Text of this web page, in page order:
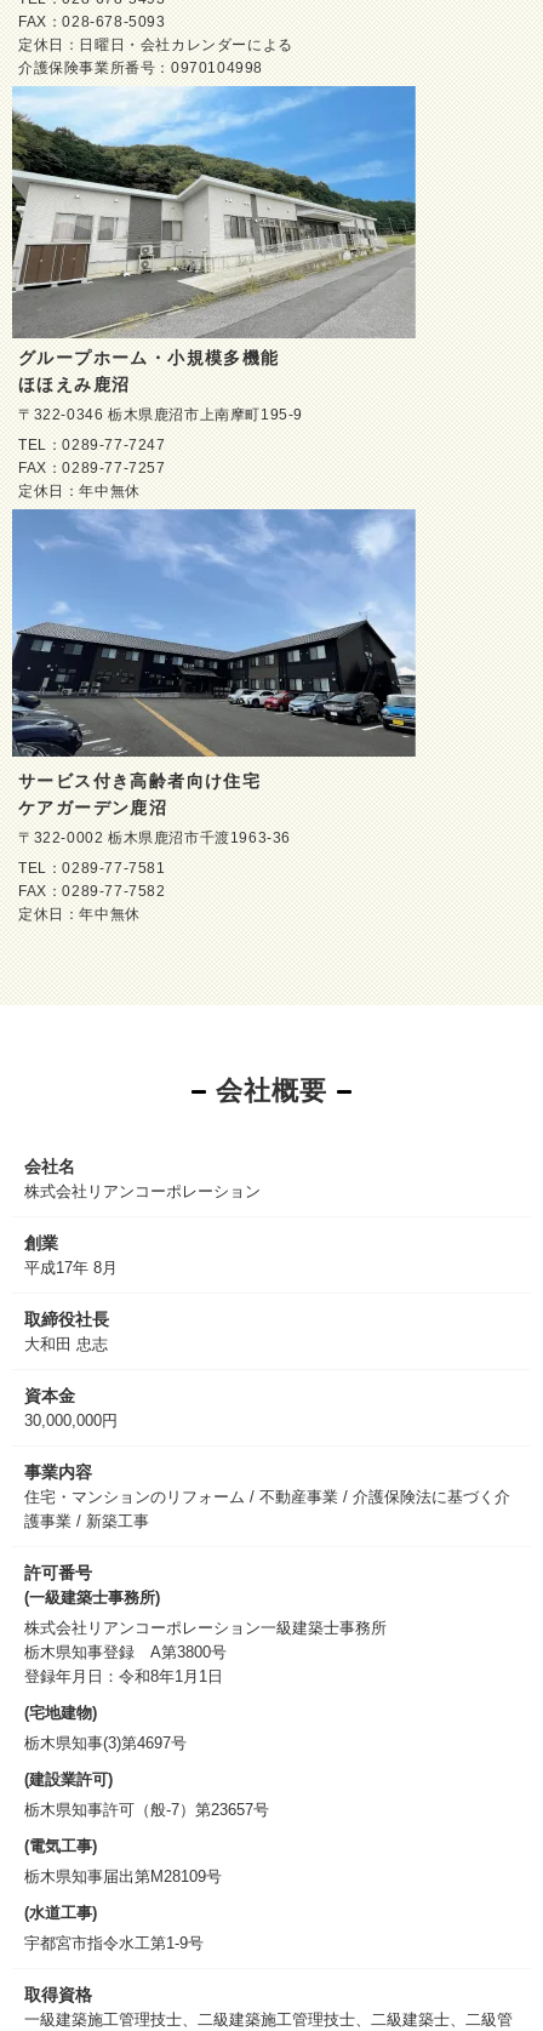
FAX：028-678-5093
定休日：日曜日・会社カレンダーによる
介護保険事業所番号：0970104998
グループホーム・小規模多機能
ほほえみ鹿沼
〒322-0346 栃木県鹿沼市上南摩町195-9
TEL：0289-77-7247
FAX：0289-77-7257
定休日：年中無休
サービス付き高齢者向け住宅
ケアガーデン鹿沼
〒322-0002 栃木県鹿沼市千渡1963-36
TEL：0289-77-7581
FAX：0289-77-7582
定休日：年中無休
会社概要
会社名
株式会社リアンコーポレーション
創業
平成17年 8月
取締役社長
大和田 忠志
資本金
30,000,000円
事業内容
住宅・マンションのリフォーム / 不動産事業 / 介護保険法に基づく介
護事業 / 新築工事
許可番号
(一級建築士事務所)
株式会社リアンコーポレーション一級建築士事務所
栃木県知事登録 A第3800号
登録年月日：令和8年1月1日
(宅地建物)
栃木県知事(3)第4697号
(建設業許可)
栃木県知事許可（般-7）第23657号
(電気工事)
栃木県知事届出第M28109号
(水道工事)
宇都宮市指令水工第1-9号
取得資格
一級建築施工管理技士、二級建築施工管理技士、二級建築士、二級管